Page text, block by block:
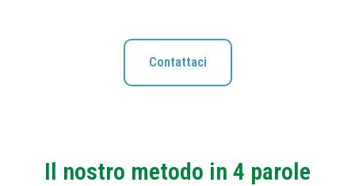
Contattaci
Il nostro metodo in 4 parole